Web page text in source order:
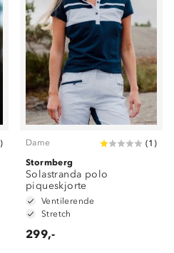
) Dame (1 )
Stormberg
Solastranda polo
piqueskjorte
Ventilerende
Stretch
299,-